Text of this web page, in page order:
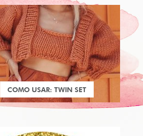
COMO USAR: TWIN SET